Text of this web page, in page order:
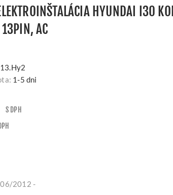
HYUNDAI I30
AC
1-5 dni
S DPH
2012 -